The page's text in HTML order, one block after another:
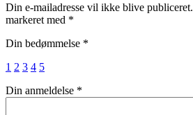
Din e-mailadresse vil ikke blive publiceret.
markeret med *
Din bedømmelse *
1 2 3 4 5
Din anmeldelse *